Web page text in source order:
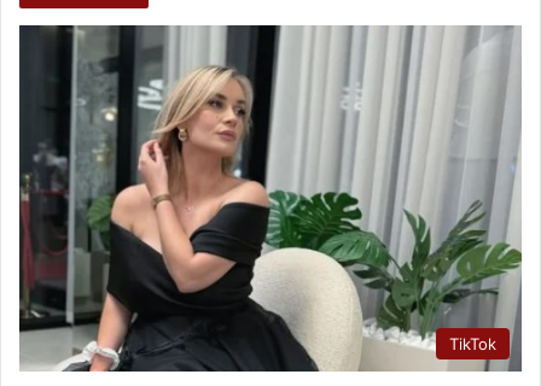
TikTok